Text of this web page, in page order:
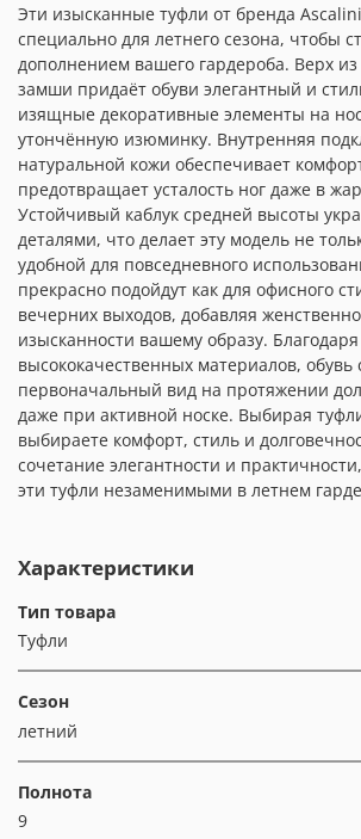
Эти изысканные туфли от бренда
специально для летнего сезона, чтобы
дополнением вашего гардероба. Верх
замши придаёт обуви элегантный и
изящные декоративные элементы на
утончённую изюминку. Внутренняя
натуральной кожи обеспечивает
предотвращает усталость ног даже в
Устойчивый каблук средней высоты
деталями, что делает эту модель не
удобной для повседневного
прекрасно подойдут как для офисного
вечерних выходов, добавляя
изысканности вашему образу.
высококачественных материалов, обувь
первоначальный вид на протяжении
даже при активной носке. Выбирая
выбираете комфорт, стиль и
сочетание элегантности и
эти туфли незаменимыми в летнем
Характеристики
Тип товара
Туфли
Сезон
летний
Полнота
9